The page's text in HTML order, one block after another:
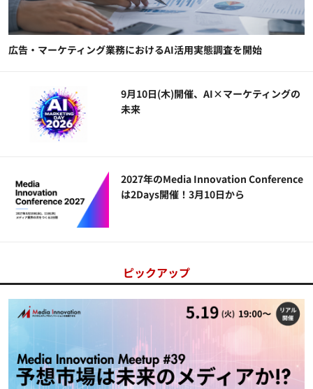
広告・マーケティング業務におけるAI活用実態調査を開始
9月10日(木)開催、AI×マーケティングの
未来
2027年のMedia Innovation Conference
は2Days開催！3月10日から
ピックアップ